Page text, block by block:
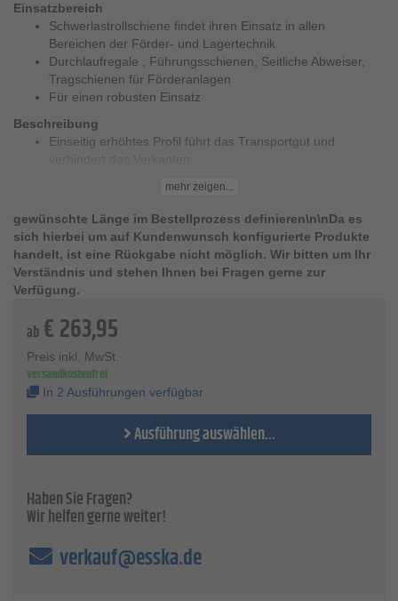
Einsatzbereich
Schwerlastrollschiene findet ihren Einsatz in allen
Bereichen der Förder- und Lagertechnik
Durchlaufregale , Führungsschienen, Seitliche Abweiser,
Tragschienen für Förderanlagen
Für einen robusten Einsatz
Beschreibung
Einseitig erhöhtes Profil führt das Transportgut und
gewünschte Länge zwischen 1020 und 2380 mm wählbar
Lochreihe im Boden Raster 85 mm, ø 10,5 mm
erste Rolle nach 42,5 mm
Ende der Schiene auslaufend
Technische Daten
Rolle - Polyamid, weiß
Rolle - ø 82 mm
Material Profil - Stahlblech verzinkt
Dicke Profil - 4 mm
Bauhöhe Lauffläche - 101 mm
Bauhöhe gesamt - 120 mm
mehr zeigen...
gewünschte Länge im Bestellprozess definieren\n\nDa es
sich hierbei um auf Kundenwunsch konfigurierte Produkte
handelt, ist eine Rückgabe nicht möglich. Wir bitten um Ihr
Verständnis und stehen Ihnen bei Fragen gerne zur
Verfügung.
ab €263,95
Preis inkl. MwSt.
versandkostenfrei
In 2 Ausführungen verfügbar
Ausführung auswählen...
Haben Sie Fragen?
Wir helfen gerne weiter!
verkauf@esska.de